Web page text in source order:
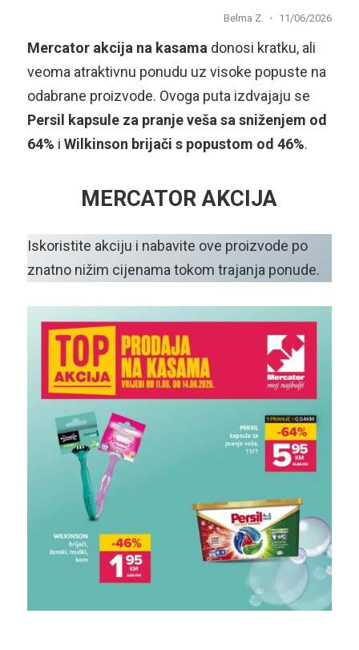
Belma Z. 11/06/2026
Mercator akcija na kasama donosi kratku, ali
veoma atraktivnu ponudu uz visoke popuste na
odabrane proizvode. Ovoga puta izdvajaju se
Persil kapsule za pranje veša sa sniženjem od
64% i Wilkinson brijači s popustom od 46%.
MERCATOR AKCIJA
Iskoristite akciju i nabavite ove proizvode po
znatno nižim cijenama tokom trajanja ponude.